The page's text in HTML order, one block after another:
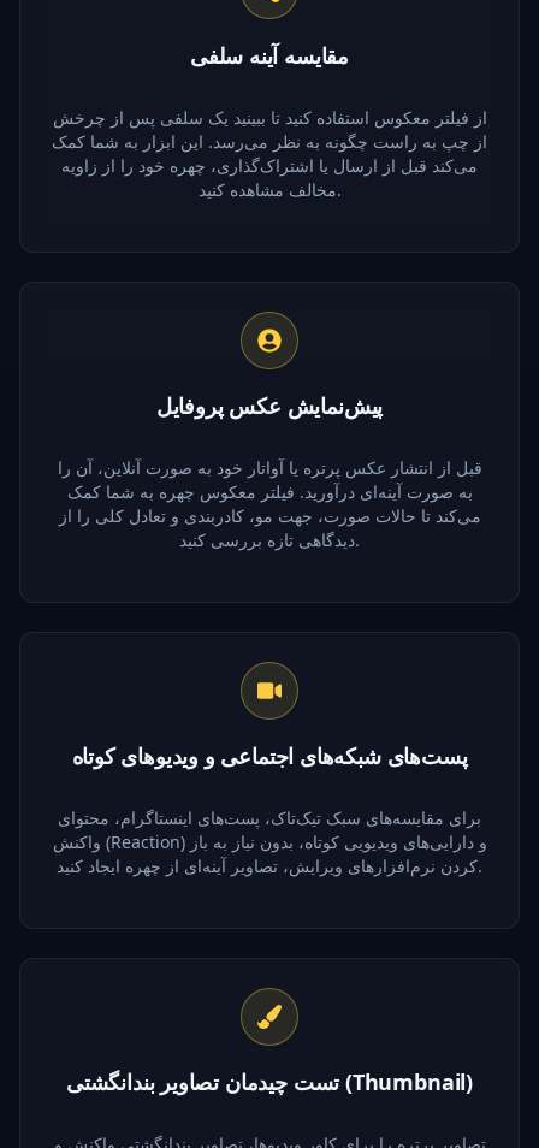
مقایسه آینه سلفی
از فیلتر معکوس استفاده کنید تا ببینید یک سلفی پس از چرخش
از چپ به راست چگونه به نظر می‌رسد. این ابزار به شما کمک
می‌کند قبل از ارسال یا اشتراک‌گذاری، چهره خود را از زاویه
مخالف مشاهده کنید.
پیش‌نمایش عکس پروفایل
قبل از انتشار عکس پرتره یا آواتار خود به صورت آنلاین، آن را
به صورت آینه‌ای درآورید. فیلتر معکوس چهره به شما کمک
می‌کند تا حالات صورت، جهت مو، کادربندی و تعادل کلی را از
دیدگاهی تازه بررسی کنید.
پست‌های شبکه‌های اجتماعی و ویدیوهای کوتاه
برای مقایسه‌های سبک تیک‌تاک، پست‌های اینستاگرام، محتوای
واکنش (Reaction) و دارایی‌های ویدیویی کوتاه، بدون نیاز به باز
کردن نرم‌افزارهای ویرایش، تصاویر آینه‌ای از چهره ایجاد کنید.
تست چیدمان تصاویر بندانگشتی (Thumbnail)